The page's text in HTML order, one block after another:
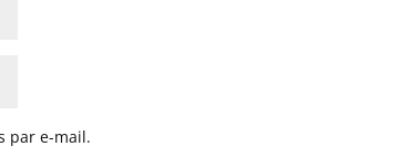
par e-mail.